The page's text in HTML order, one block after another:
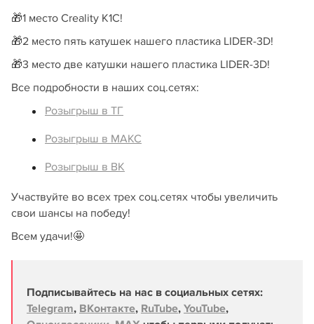
🎁1 место Creality K1C!
🎁2 место пять катушек нашего пластика LIDER-3D!
🎁3 место две катушки нашего пластика LIDER-3D!
Все подробности в наших соц.сетях:
Розыгрыш в ТГ
Розыгрыш в МАКС
Розыгрыш в ВК
Участвуйте во всех трех соц.сетях чтобы увеличить
свои шансы на победу!
Всем удачи!🤩
Подписывайтесь на нас в социальных сетях:
Telegram, ВКонтакте, RuTube, YouTube,